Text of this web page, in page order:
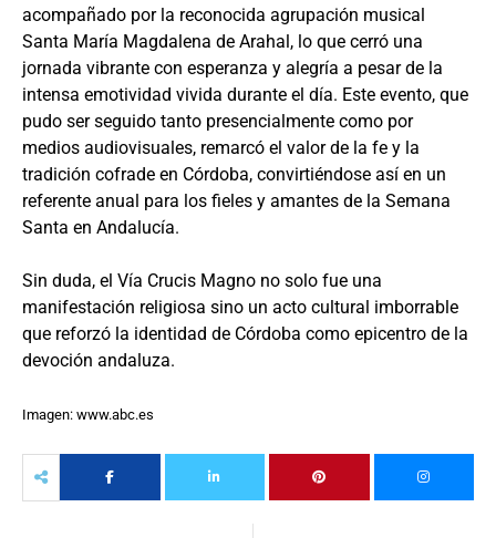
acompañado por la reconocida agrupación musical
Santa María Magdalena de Arahal, lo que cerró una
jornada vibrante con esperanza y alegría a pesar de la
intensa emotividad vivida durante el día. Este evento, que
pudo ser seguido tanto presencialmente como por
medios audiovisuales, remarcó el valor de la fe y la
tradición cofrade en Córdoba, convirtiéndose así en un
referente anual para los fieles y amantes de la Semana
Santa en Andalucía.
Sin duda, el Vía Crucis Magno no solo fue una
manifestación religiosa sino un acto cultural imborrable
que reforzó la identidad de Córdoba como epicentro de la
devoción andaluza.
Imagen: www.abc.es